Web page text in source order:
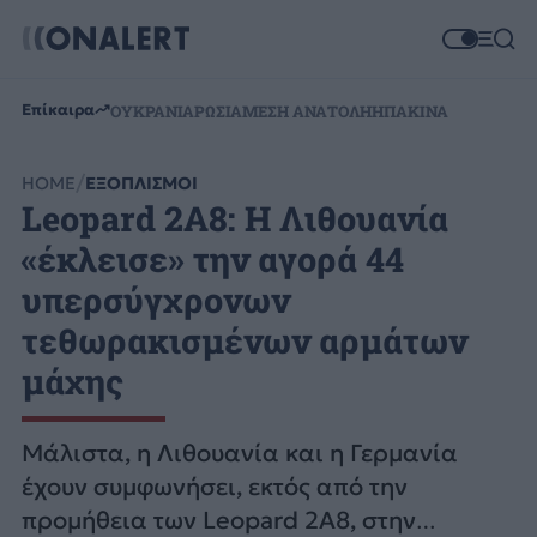
Επίκαιρα ΟΥΚΡΑΝΙΑΡΩΣΙΑΜΕΣΗ ΑΝΑΤΟΛΗΗΠΑΚΙΝΑ
HOME ΕΞΟΠΛΙΣΜΟΙ
Leopard 2A8: Η Λιθουανία
«έκλεισε» την αγορά 44
υπερσύγχρονων
τεθωρακισμένων αρμάτων
μάχης
Μάλιστα, η Λιθουανία και η Γερμανία
έχουν συμφωνήσει, εκτός από την
προμήθεια των Leopard 2A8, στην